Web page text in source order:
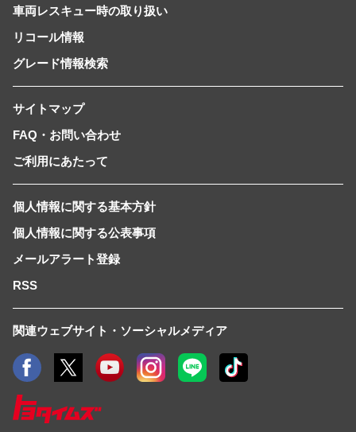
車両レスキュー時の取り扱い
リコール情報
グレード情報検索
サイトマップ
FAQ・お問い合わせ
ご利用にあたって
個人情報に関する基本方針
個人情報に関する公表事項
メールアラート登録
RSS
関連ウェブサイト・ソーシャルメディア